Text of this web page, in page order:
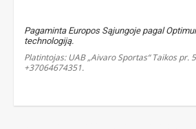
Pagaminta Europos Sąjungoje pagal
technologiją.
Platintojas: UAB „Aivaro Sportas“ Taikos pr.
+37064674351. ​
NUOLAIDA TAU!